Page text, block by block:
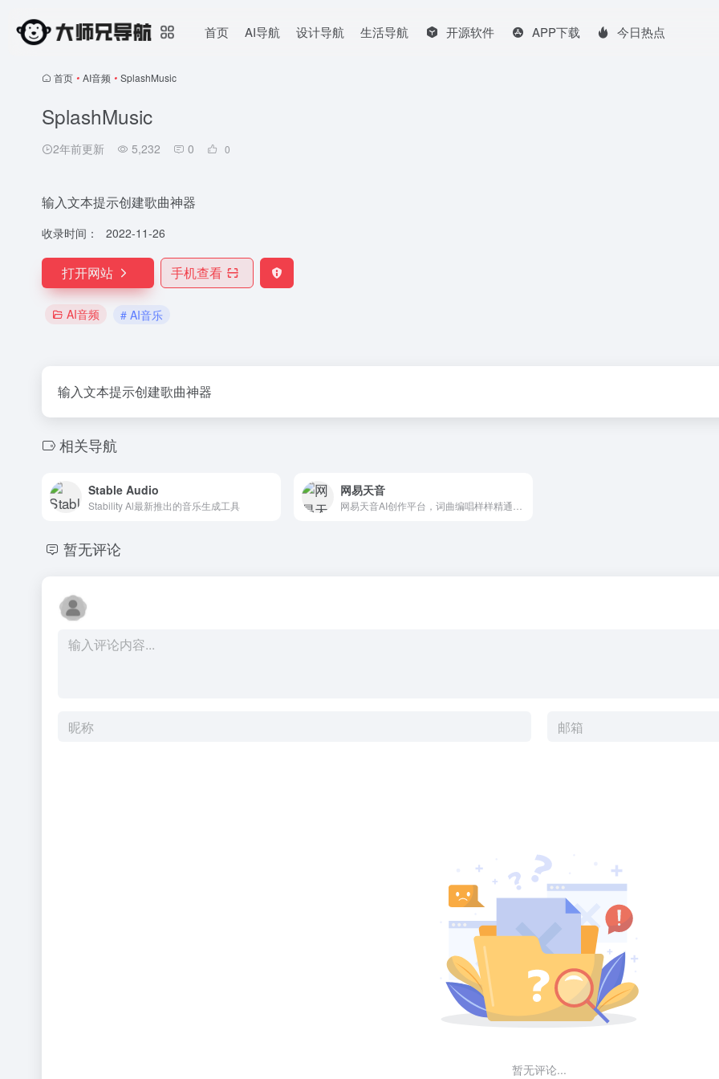
首页 AI导航 设计导航 生活导航 开源软件 APP下载 今日热点
首页 • AI音频 • SplashMusic
SplashMusic
2年前更新 5,232 0 0
输入文本提示创建歌曲神器
收录时间： 2022-11-26
打开网站 手机查看
AI音频 # AI音乐
输入文本提示创建歌曲神器
相关导航
Stable Audio
Stability Al最新推出的音乐生成工具
网易天音
暂无评论
暂无评论...